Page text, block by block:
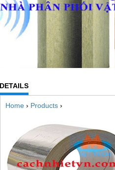
DETAILS
Home › Products ›